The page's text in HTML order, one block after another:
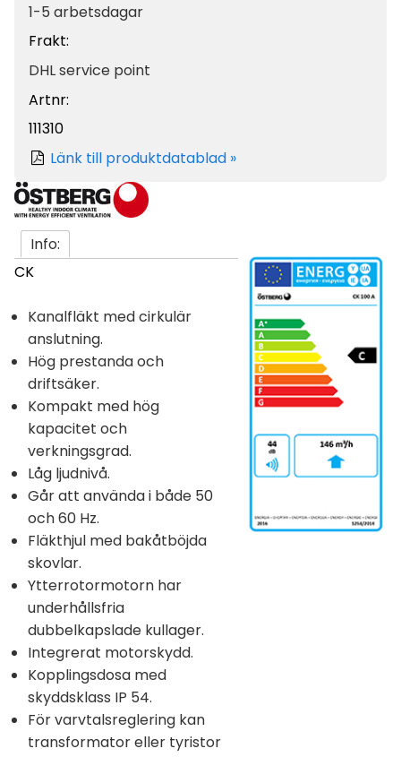
1-5 arbetsdagar
Frakt:
DHL service point
Artnr:
111310
Länk till produktdatablad »
Info:
CK
Kanalfläkt med cirkulär
anslutning.
Hög prestanda och
driftsäker.
Kompakt med hög
kapacitet och
verkningsgrad.
Låg ljudnivå.
Går att använda i både 50
och 60 Hz.
Fläkthjul med bakåtböjda
skovlar.
Ytterrotormotorn har
underhållsfria
dubbelkapslade kullager.
Integrerat motorskydd.
Kopplingsdosa med
skyddsklass IP 54.
För varvtalsreglering kan
transformator eller tyristor